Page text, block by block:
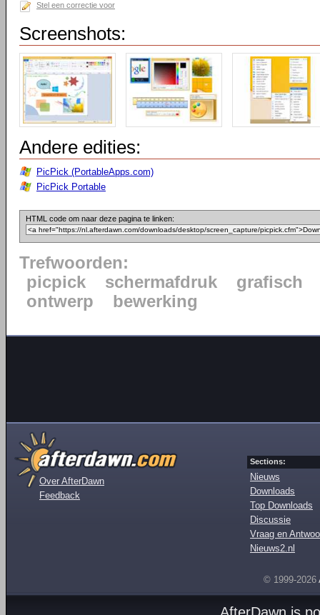
Stel een correctie voor
Screenshots:
Andere edities:
PicPick (PortableApps.com)
PicPick Portable
HTML code om naar deze pagina te linken:
Trefwoorden:
picpick
schermafdruk
grafisch
ontwerp
bewerking
Over AfterDawn
Feedback
Sections:
Nieuws
Downloads
Top Downloads
Discussie
Vraag en
Nieuws2.nl
© 1999-2026